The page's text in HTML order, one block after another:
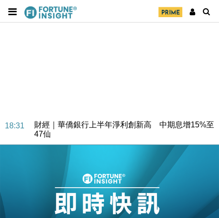
18:31
財經｜華僑銀行上半年淨利創新高 中期息增15%至
47仙
財經｜滙豐上調香港今年GDP預測至4.5% 看好貿易
及消費表現
本地｜假冒內地執法人員要求交「保證金」 43歲女子
損失近6900萬元
財經｜日經失守6.5萬點後回穩 全周仍升近2%